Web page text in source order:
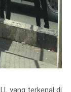
yang terkenal di